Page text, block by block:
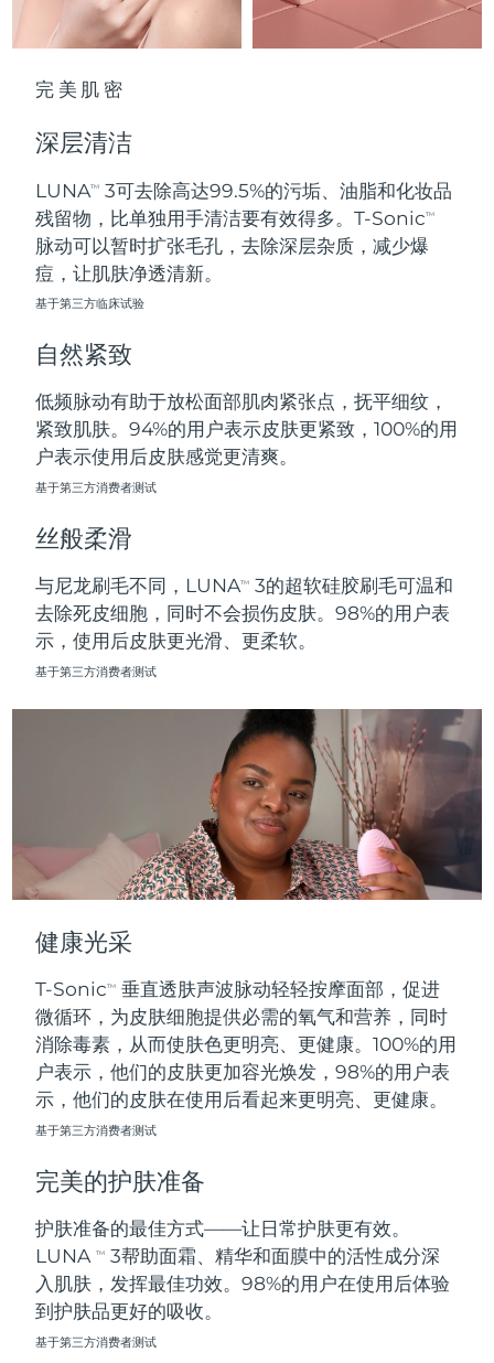
完美肌密
深层清洁
LUNATM
3可去除高达99.5%的污垢、油脂和化妆品
残留物，比单独用手清洁要有效得多。T-SonicTM
脉动可以暂时扩张毛孔，去除深层杂质，减少爆
痘，让肌肤净透清新。
基于第三方临床试验
自然紧致
低频脉动有助于放松面部肌肉紧张点，抚平细纹，
紧致肌肤。94%的用户表示皮肤更紧致，100%的用
户表示使用后皮肤感觉更清爽。
基于第三方消费者测试
丝般柔滑
与尼龙刷毛不同，LUNATM
3的超软硅胶刷毛可温和
去除死皮细胞，同时不会损伤皮肤。98%的用户表
示，使用后皮肤更光滑、更柔软。
基于第三方消费者测试
健康光采
T-SonicTM
垂直透肤声波脉动轻轻按摩面部，促进
微循环，为皮肤细胞提供必需的氧气和营养，同时
消除毒素，从而使肤色更明亮、更健康。100%的用
户表示，他们的皮肤更加容光焕发，98%的用户表
示，他们的皮肤在使用后看起来更明亮、更健康。
基于第三方消费者测试
完美的护肤准备
护肤准备的最佳方式——让日常护肤更有效。
LUNATM
3帮助面霜、精华和面膜中的活性成分深
入肌肤，发挥最佳功效。98%的用户在使用后体验
到护肤品更好的吸收。
基于第三方消费者测试
波兰 预计送达日期8/13/26
葡萄牙
波多黎各
卡塔尔 预计送达日期 8/13/26
留尼汪 预计送达日期 8/17/26
罗马尼亚
俄罗斯
沙特阿拉伯 预计送达日期8/13/26
新加坡
南非 预计送达日期8/20/26
韩国
预计送达日期 8/12/26
预计送达日期8/12/26
预计送达日期8/12/26
台湾 预计送达日期8/17/26
泰国
土耳其 预计送达日期8/13/26
阿拉伯联合酋长国 预计送达日期8/13/26
英国 预计送达日期8/12/26
美国
乌兹别克斯坦
越南 预计送达日期